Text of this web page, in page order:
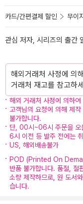
카드/간편결제 할인 무이
관심 저자, 시리즈의 출간
해외거래처 사정에 의
거래처 재고를 참고하
해외 거래처 사정에 의하
고객님의 요청에 의해 제
불가합니다.
단, 00시~06시 주문을
6시 이전 등 발주 전에는
US, 해외배송불가
POD (Printed On
반품 불가합니다. 품절, 절
소량 제작하므로, 원 도서
습니다.